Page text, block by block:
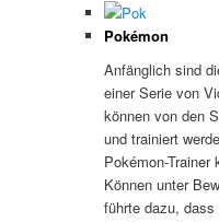
Pokémon
Anfänglich sind
einer Serie von
können von den
und trainiert
Pokémon-Trainer
Können unter
führte dazu,